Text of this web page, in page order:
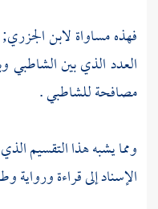
فهذه مساواةلابن الجزري;
العدد الذي بينالشاطبي
مصافحةللشاطبي.
ومما يشبه هذا التقسيم
الإسناد إلى قراءة